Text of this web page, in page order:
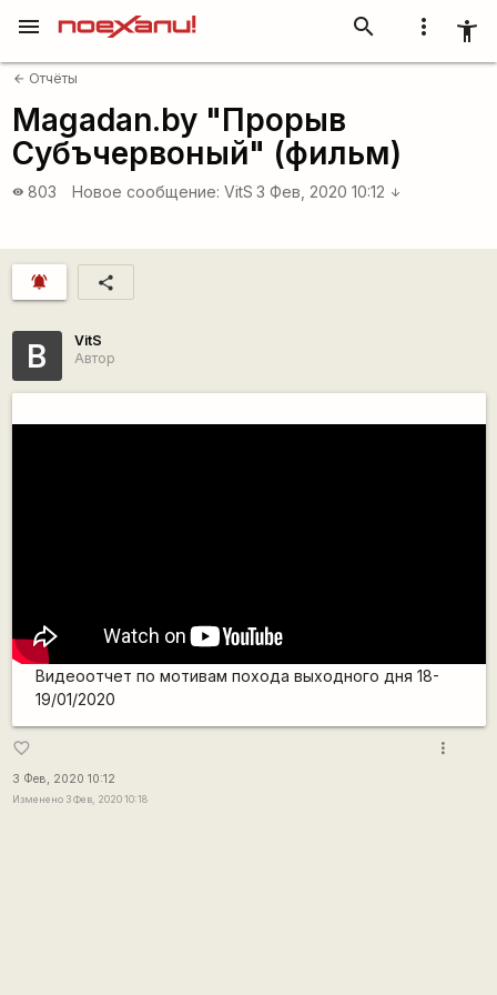
more_vert accessibility_new
search
menu
arrow_back Отчёты
Magadan.by "Прорыв
Субъчервоный" (фильм)
visibility 803 Новое сообщение: VitS 3 Фев, 2020 10:12 arrow_downward
notifications_active share
В
VitS
Автор
Видеоотчет по мотивам похода выходного дня 18-
19/01/2020
favorite_border
3 Фев, 2020 10:12
Изменено 3 Фев, 2020 10:18
more_vert